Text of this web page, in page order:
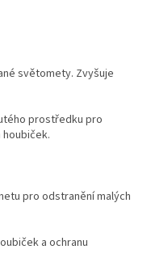
světomety. Zvyšuje
prostředku pro
pro odstranění malých
a ochranu